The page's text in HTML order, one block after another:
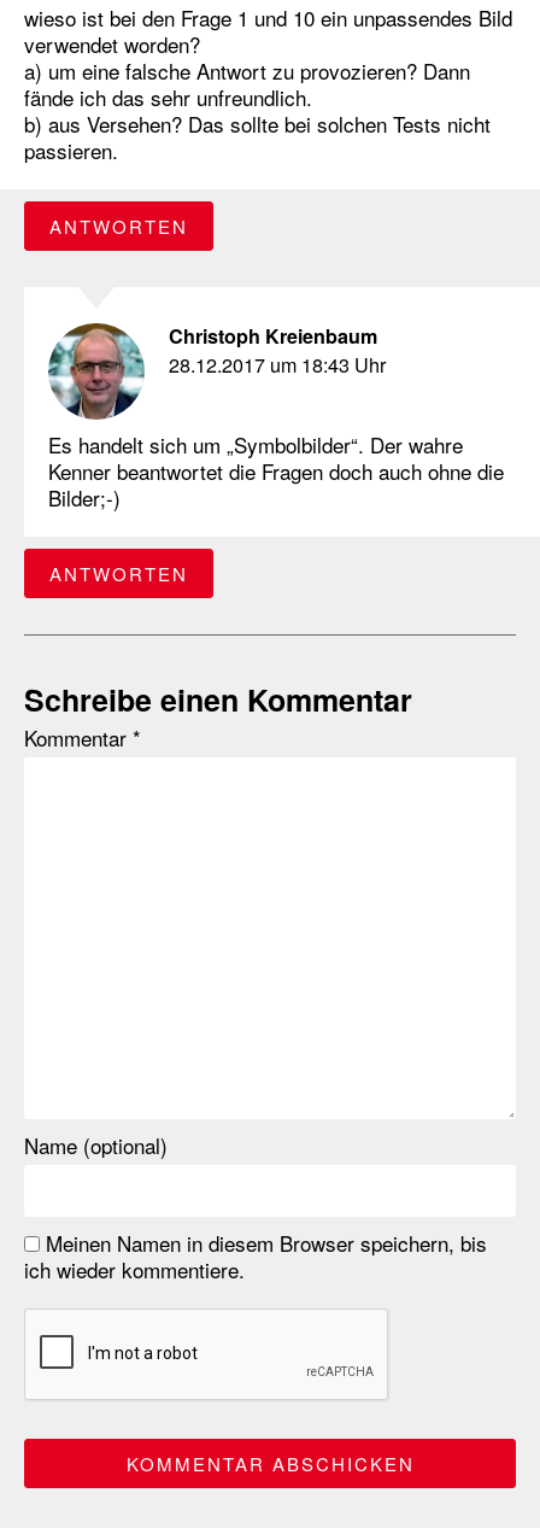
wieso ist bei den Frage 1 und 10 ein unpassendes Bild
verwendet worden?
a) um eine falsche Antwort zu provozieren? Dann
fände ich das sehr unfreundlich.
b) aus Versehen? Das sollte bei solchen Tests nicht
passieren.
ANTWORTEN
Christoph Kreienbaum
28.12.2017 um 18:43 Uhr
Es handelt sich um „Symbolbilder“. Der wahre
Kenner beantwortet die Fragen doch auch ohne die
Bilder;-)
ANTWORTEN
Schreibe einen Kommentar
Kommentar *
Name (optional)
Meinen Namen in diesem Browser speichern, bis
ich wieder kommentiere.